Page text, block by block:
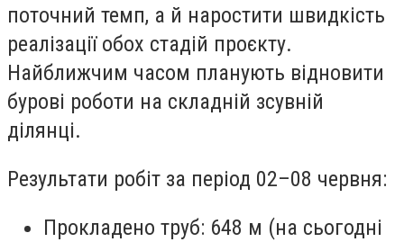
поточний темп, а й наростити швидкість
реалізації обох стадій проєкту.
Найближчим часом планують відновити
бурові роботи на складній зсувній
ділянці.
Результати робіт за період 02–08 червня:
Прокладено труб: 648 м (на сьогодні